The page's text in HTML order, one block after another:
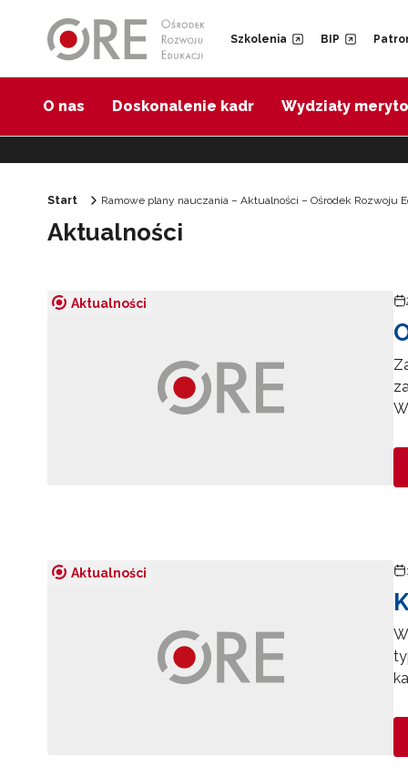
Szkolenia BIP
O nas Doskonalenie kadr Wydziały
Start Ramowe plany nauczania – Aktualności – Ośrodek Rozwoju
Aktualności
Aktualności
Aktualności